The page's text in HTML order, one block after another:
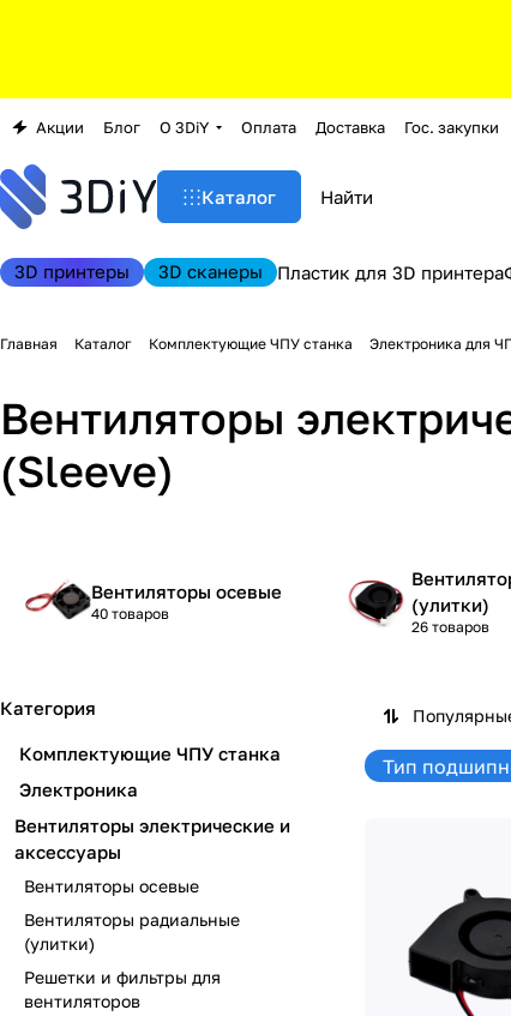
Акции Блог О 3DiY Оплата Доставка Гос. закупки
Каталог
3D принтеры 3D сканеры Пластик для 3D принтера
Главная Каталог Комплектующие ЧПУ станка Электроника для
Вентиляторы
(Sleeve)
Вентиляторы осевые
40 товаров
(улитки)
26 товаров
Тип
Категория
Комплектующие ЧПУ станка
Электроника
Вентиляторы электрические и
аксессуары
Вентиляторы осевые
Вентиляторы радиальные
(улитки)
Решетки и фильтры для
вентиляторов